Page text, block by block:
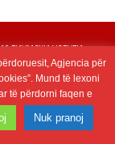
услуги
Agjencia për
Mund të lexoni
të përdorni faqen e
Nuk pranoj